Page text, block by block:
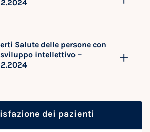
Salute delle persone con
intellettivo –
dei pazienti